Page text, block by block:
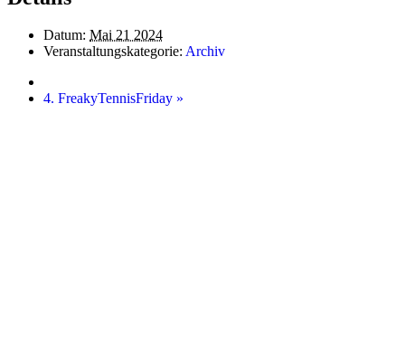
Datum: Mai 21 2024
Veranstaltungskategorie: Archiv
4. FreakyTennisFriday »